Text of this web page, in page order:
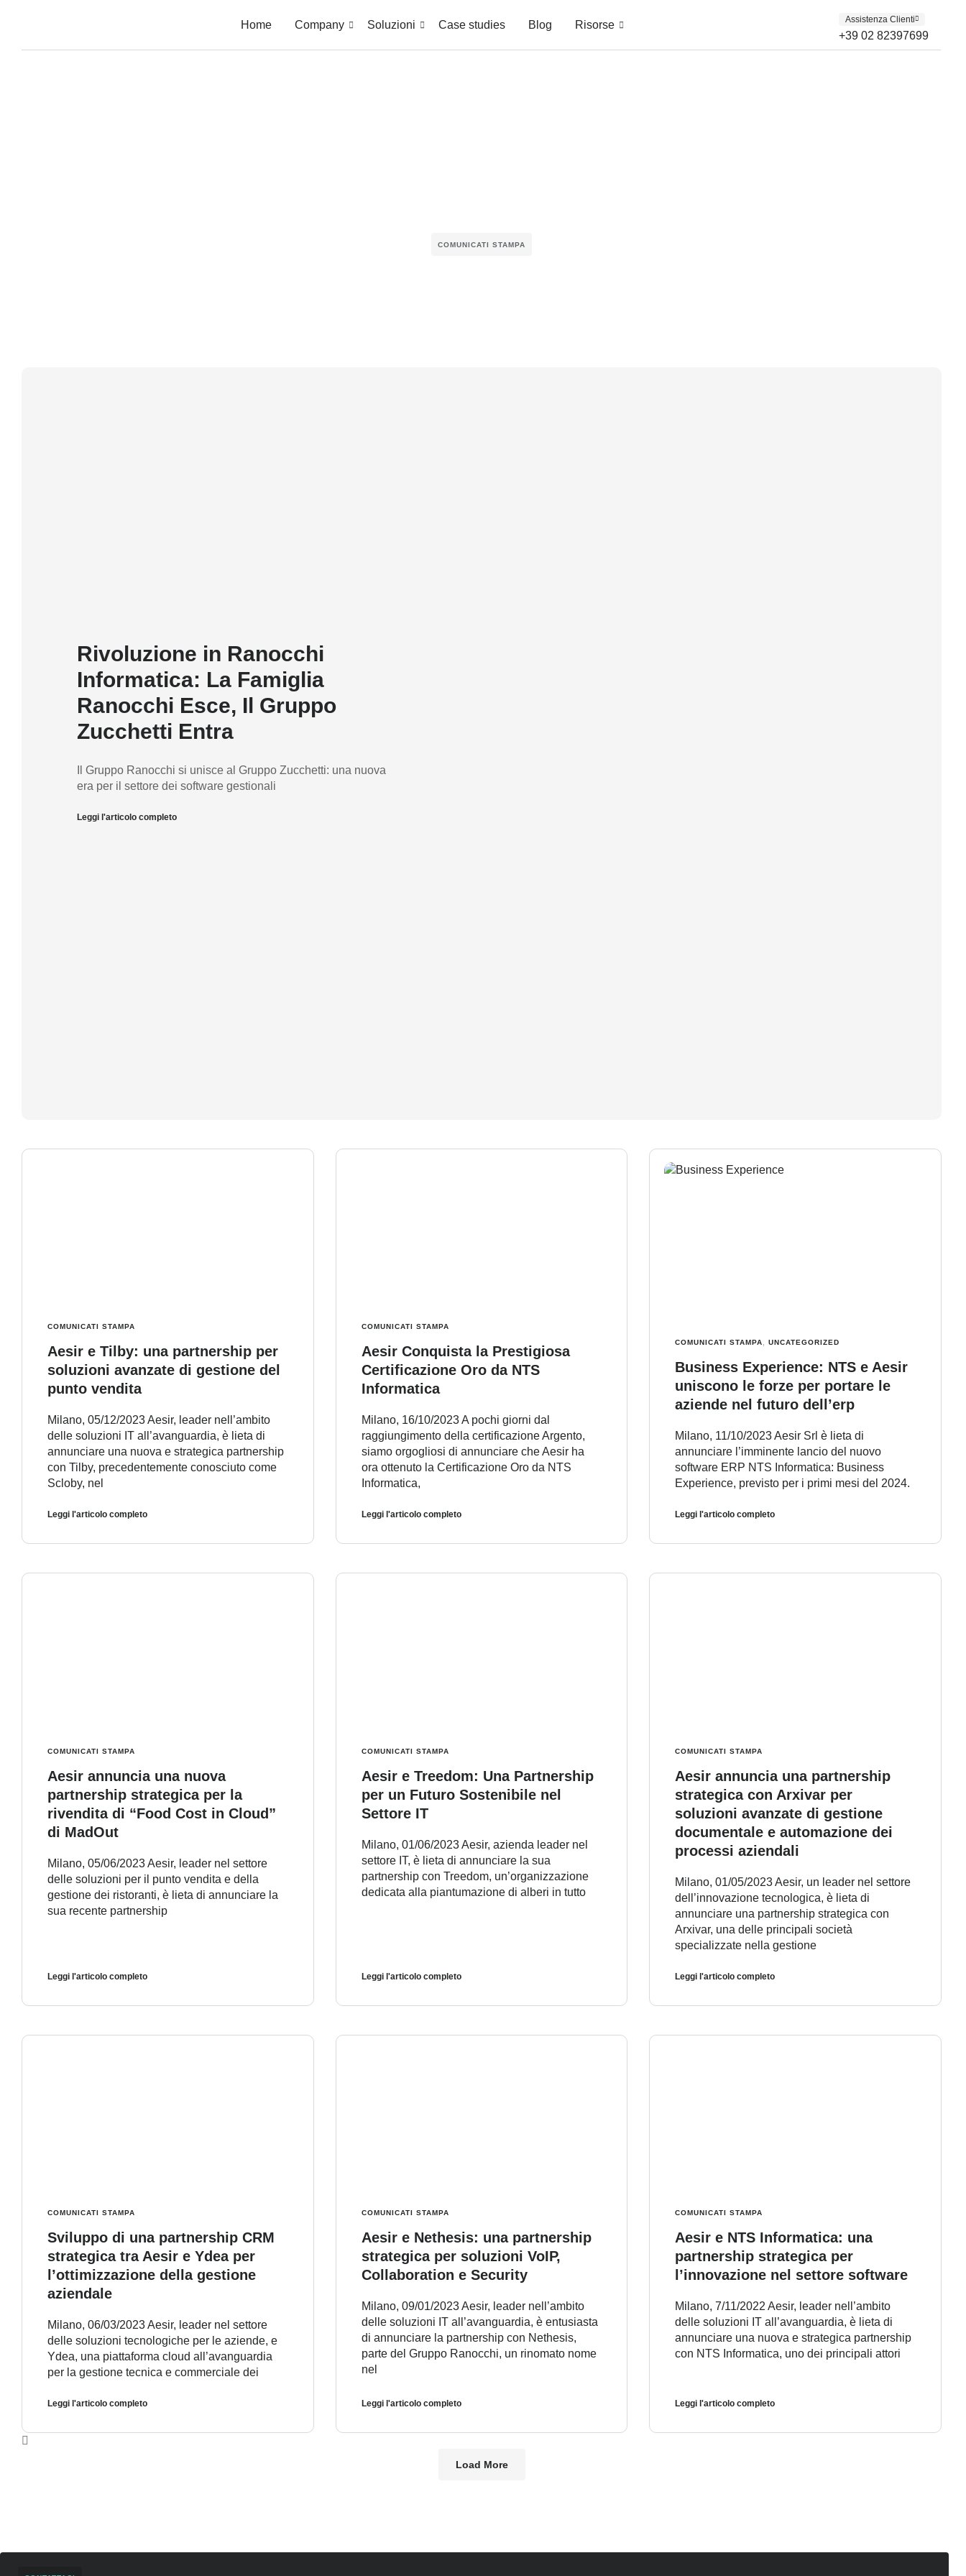
Home Company Soluzioni Case studies Blog Risorse Assistenza Clienti
+39 02 82397699
COMUNICATI STAMPA
Rivoluzione in Ranocchi
Informatica: La Famiglia
Ranocchi Esce, Il Gruppo
Zucchetti Entra
Il Gruppo Ranocchi si unisce al Gruppo Zucchetti: una nuova
era per il settore dei software gestionali
Leggi l'articolo completo
COMUNICATI STAMPA
Aesir e Tilby: una partnership per
soluzioni avanzate di gestione del
punto vendita
Milano, 05/12/2023 Aesir, leader nell’ambito
delle soluzioni IT all’avanguardia, è lieta di
annunciare una nuova e strategica partnership
con Tilby, precedentemente conosciuto come
Scloby, nel
Leggi l'articolo completo
COMUNICATI STAMPA
Aesir Conquista la Prestigiosa
Certificazione Oro da NTS
Informatica
Milano, 16/10/2023 A pochi giorni dal
raggiungimento della certificazione Argento,
siamo orgogliosi di annunciare che Aesir ha
ora ottenuto la Certificazione Oro da NTS
Informatica,
Leggi l'articolo completo
COMUNICATI STAMPA,UNCATEGORIZED
Business Experience: NTS e Aesir
uniscono le forze per portare le
aziende nel futuro dell’erp
Milano, 11/10/2023 Aesir Srl è lieta di
annunciare l’imminente lancio del nuovo
software ERP NTS Informatica: Business
Experience, previsto per i primi mesi del 2024.
Leggi l'articolo completo
COMUNICATI STAMPA
Aesir annuncia una nuova
partnership strategica per la
rivendita di “Food Cost in Cloud”
di MadOut
Milano, 05/06/2023 Aesir, leader nel settore
delle soluzioni per il punto vendita e della
gestione dei ristoranti, è lieta di annunciare la
sua recente partnership
Leggi l'articolo completo
COMUNICATI STAMPA
Aesir e Treedom: Una Partnership
per un Futuro Sostenibile nel
Settore IT
Milano, 01/06/2023 Aesir, azienda leader nel
settore IT, è lieta di annunciare la sua
partnership con Treedom, un’organizzazione
dedicata alla piantumazione di alberi in tutto
Leggi l'articolo completo
COMUNICATI STAMPA
Aesir annuncia una partnership
strategica con Arxivar per
soluzioni avanzate di gestione
documentale e automazione dei
processi aziendali
Milano, 01/05/2023 Aesir, un leader nel settore
dell’innovazione tecnologica, è lieta di
annunciare una partnership strategica con
Arxivar, una delle principali società
specializzate nella gestione
Leggi l'articolo completo
COMUNICATI STAMPA
Sviluppo di una partnership CRM
strategica tra Aesir e Ydea per
l’ottimizzazione della gestione
aziendale
Milano, 06/03/2023 Aesir, leader nel settore
delle soluzioni tecnologiche per le aziende, e
Ydea, una piattaforma cloud all’avanguardia
per la gestione tecnica e commerciale dei
Leggi l'articolo completo
COMUNICATI STAMPA
Aesir e Nethesis: una partnership
strategica per soluzioni VoIP,
Collaboration e Security
Milano, 09/01/2023 Aesir, leader nell’ambito
delle soluzioni IT all’avanguardia, è entusiasta
di annunciare la partnership con Nethesis,
parte del Gruppo Ranocchi, un rinomato nome
nel
Leggi l'articolo completo
COMUNICATI STAMPA
Aesir e NTS Informatica: una
partnership strategica per
l’innovazione nel settore software
Milano, 7/11/2022 Aesir, leader nell’ambito
delle soluzioni IT all’avanguardia, è lieta di
annunciare una nuova e strategica partnership
con NTS Informatica, uno dei principali attori
Leggi l'articolo completo
Load More